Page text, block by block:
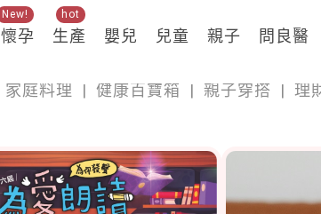
懷孕
New!
生產
hot
嬰兒 兒童 親子 問良醫
親子
家庭料理 | 健康百寶箱 | 親子穿搭 | 理